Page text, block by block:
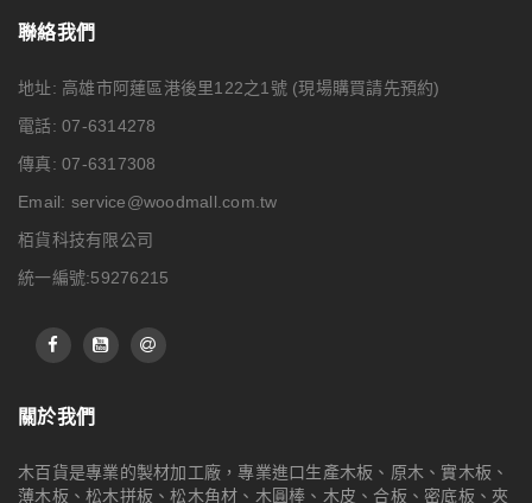
聯絡我們
地址: 高雄市阿蓮區港後里122之1號 (現場購買請先預約)
電話: 07-6314278
傳真: 07-6317308
Email: service@woodmall.com.tw
栢貨科技有限公司
統一編號:59276215
關於我們
木百貨是專業的製材加工廠，專業進口生產木板、原木、實木板、
薄木板、松木拼板、松木角材、木圓棒、木皮、合板、密底板、夾